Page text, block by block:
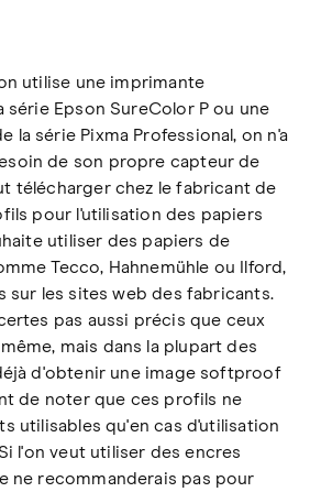
utilise une imprimante
série Epson SureColor P ou une
la série Pixma Professional, on n'a
de son propre capteur de
télécharger chez le fabricant de
pour l'utilisation des papiers
utiliser des papiers de
Tecco, Hahnemühle ou Ilford,
sur les sites web des fabricants.
pas aussi précis que ceux
mais dans la plupart des
d'obtenir une image softproof
de noter que ces profils ne
utilisables qu'en cas d'utilisation
l'on veut utiliser des encres
ne recommanderais pas pour